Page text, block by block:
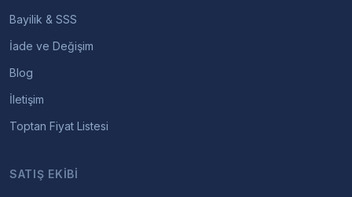
Bayilik & SSS
İade ve Değişim
Blog
İletişim
Toptan Fiyat Listesi
SATIŞ EKIBI